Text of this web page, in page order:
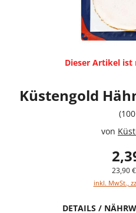
Dieser Artikel ist
Küstengold
von
23,90
inkl. MwSt.,
DETAILS /